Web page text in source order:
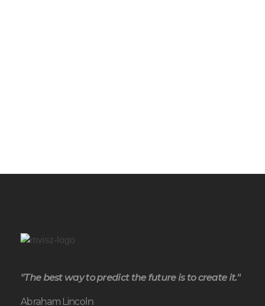
"The best way to predict the future is to create it."
Abraham Lincoln